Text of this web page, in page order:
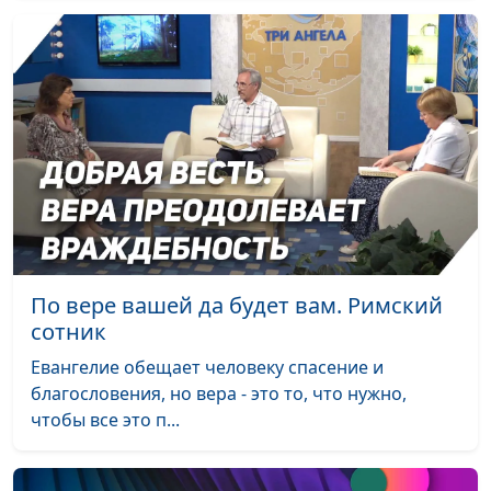
Ты - дочь Царя
Нефедьева
Реабилитация вместе
с Иисусом
Игорь Бухарев #41
Путь домой Екатерина Иванча #40
Куда пойти учиться? Дарий Верещак
На грани смерти Александр Береза #38
спасти
Обвалившийся
потолок и спасенная
жизнь
ответ на молитву
По вере вашей да будет вам. Римский
сотник
Евангелие обещает человеку спасение и
благословения, но вера - это то, что нужно,
чтобы все это п...